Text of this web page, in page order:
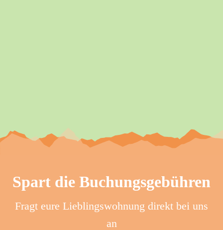
Spart die Buchungsgebühren
Fragt eure Lieblingswohnung direkt bei uns
an